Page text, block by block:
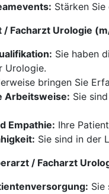
Stärken
/ Facharzt Urologie
Sie haben
Urologie.
bringen Sie
Arbeitsweise: Sie
Empathie: Ihre
Sie sind in der
/ Facharzt
Sie